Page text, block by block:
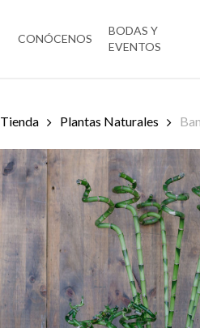
CONÓCENOS
BODAS Y
EVENTOS
Tienda Plantas Naturales